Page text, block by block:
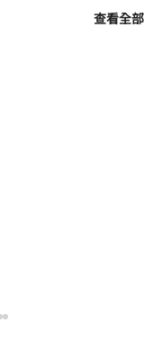
查看全部